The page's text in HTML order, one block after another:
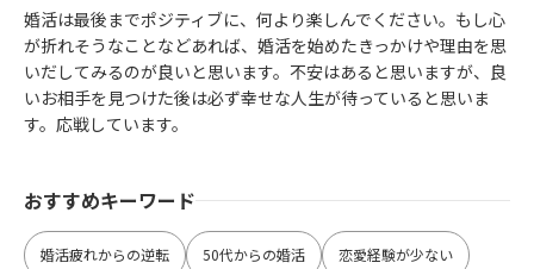
婚活は最後までポジティブに、何より楽しんでください。もし心
が折れそうなことなどあれば、婚活を始めたきっかけや理由を思
いだしてみるのが良いと思います。不安はあると思いますが、良
いお相手を見つけた後は必ず幸せな人生が待っていると思いま
す。応戦しています。
おすすめキーワード
婚活疲れからの逆転 50代からの婚活 恋愛経験が少ない